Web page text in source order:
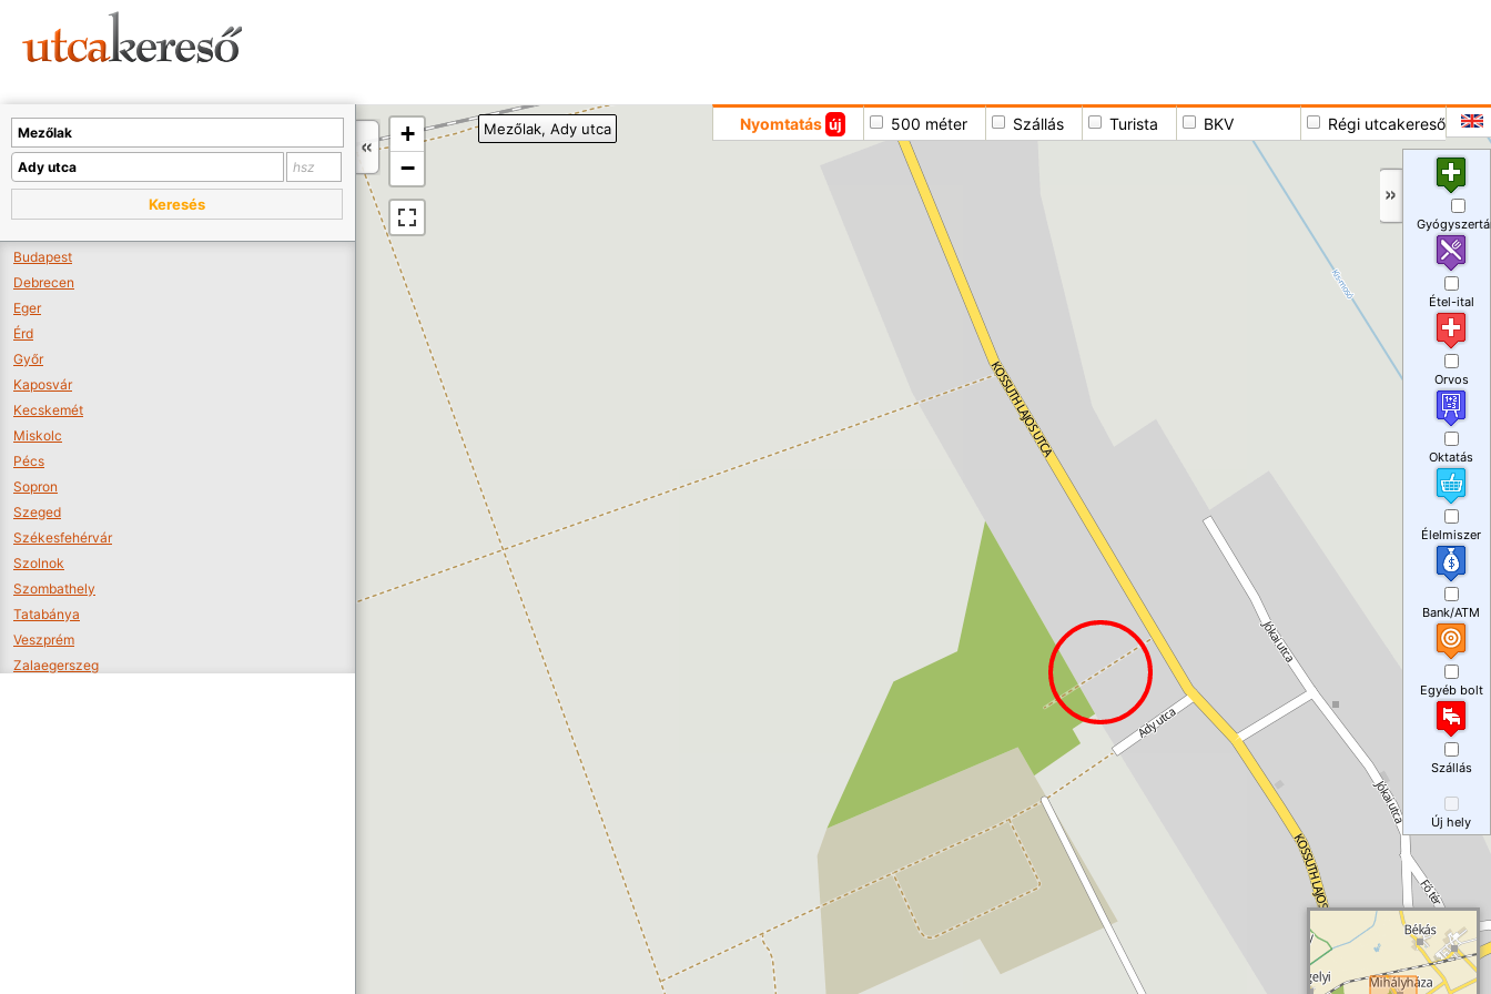
+
−
Nyomtatás új 500 méter Szállás Turista BKV Régi utcakereső
Mezőlak, Ady utca
Keresés
Budapest
Debrecen
Eger
Érd
Győr
Kaposvár
Kecskemét
Miskolc
Pécs
Sopron
Szeged
Székesfehérvár
Szolnok
Szombathely
Tatabánya
Veszprém
Zalaegerszeg
Étel-ital
Orvos
Oktatás
Élelmiszer
Bank/ATM
Egyéb bolt
Szállás
Új hely
A térképet kicsinyíteni kell, hogy látszódjanak a boltok.
Boltok látszódjanak >>